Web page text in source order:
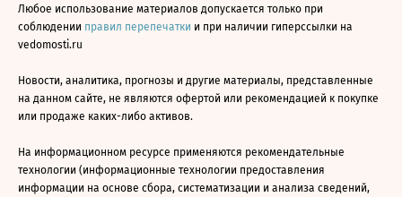
Любое использование материалов допускается только при
соблюдении правил перепечатки и при наличии гиперссылки на
vedomosti.ru
Новости, аналитика, прогнозы и другие материалы, представленные
на данном сайте, не являются офертой или рекомендацией к покупке
или продаже каких-либо активов.
На информационном ресурсе применяются рекомендательные
технологии (информационные технологии предоставления
информации на основе сбора, систематизации и анализа сведений,